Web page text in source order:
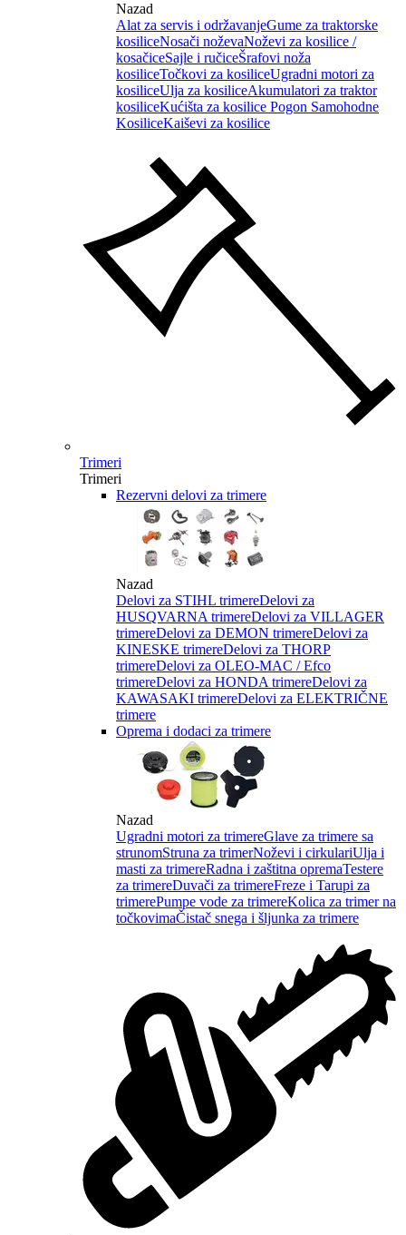
Nazad
Alat za servis i održavanjeGume za traktorske
kosiliceNosači noževaNoževi za kosilice /
kosačiceSajle i ručiceŠrafovi noža
kosiliceTočkovi za kosiliceUgradni motori za
kosiliceUlja za kosiliceAkumulatori za traktor
kosiliceKućišta za kosilice Pogon Samohodne
KosiliceKaiševi za kosilice
Trimeri
Trimeri
Rezervni delovi za trimere
Nazad
Delovi za STIHL trimereDelovi za
HUSQVARNA trimereDelovi za VILLAGER
trimereDelovi za DEMON trimereDelovi za
KINESKE trimereDelovi za THORP
trimereDelovi za OLEO-MAC / Efco
trimereDelovi za HONDA trimereDelovi za
KAWASAKI trimereDelovi za ELEKTRIČNE
trimere
Oprema i dodaci za trimere
Nazad
Ugradni motori za trimereGlave za trimere sa
strunomStruna za trimerNoževi i cirkulariUlja i
masti za trimereRadna i zaštitna opremaTestere
za trimereDuvači za trimereFreze i Tarupi za
trimerePumpe vode za trimereKolica za trimer na
točkovimaČistač snega i šljunka za trimere